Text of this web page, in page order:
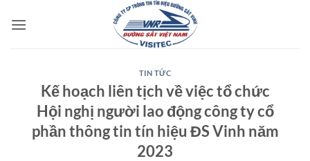
qua
TIN TỨC
Kế hoạch liên tịch về việc tổ chức
Hội nghị người lao động công ty cổ
phần thông tin tín hiệu ĐS Vinh năm
2023